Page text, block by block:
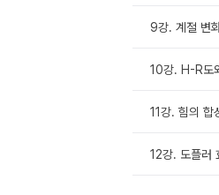
9강. 계절 변
10강. H-R도
11강. 힘의 합
12강. 도플러